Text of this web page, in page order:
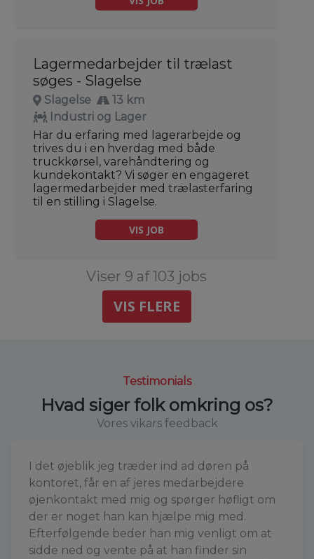
Lagermedarbejder til trælast
søges - Slagelse
Slagelse
13 km
Industri og Lager
Har du erfaring med lagerarbejde og
trives du i en hverdag med både
truckkørsel, varehåndtering og
kundekontakt? Vi søger en engageret
lagermedarbejder med trælasterfaring
til en stilling i Slagelse.
VIS JOB
Viser 9 af 103 jobs
VIS FLERE
Testimonials
Hvad siger folk omkring os?
Vores vikars feedback
I det øjeblik jeg træder ind ad døren på
kontoret, får en af jeres medarbejdere
øjenkontakt med mig og spørger høfligt om
der er noget han kan hjælpe mig med.
Efterfølgende beder han mig venligt om at
sidde ned og vente på at han finder sin